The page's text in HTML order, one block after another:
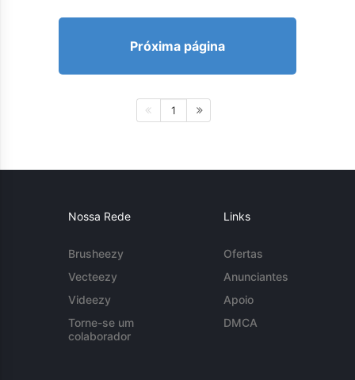
Próxima página
1
Nossa Rede
Brusheezy
Vecteezy
Videezy
Torne-se um
colaborador
Links
Ofertas
Anunciantes
Apoio
DMCA